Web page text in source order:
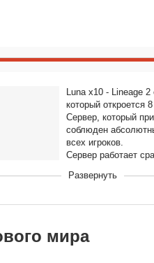
Luna x10 - Lineage
который откроется
Сервер, который
соблюден
всех игроков.
Сервер работает
Развернуть
мира